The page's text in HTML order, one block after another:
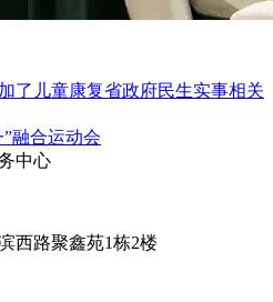
了儿童康复省政府民生实事相关
融合运动会
西路聚鑫苑1栋2楼